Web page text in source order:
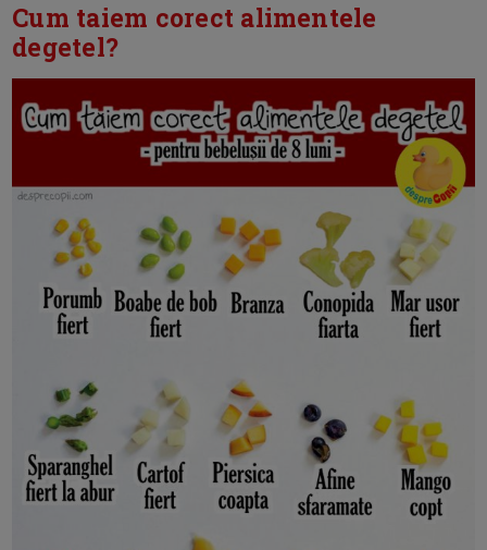
Cum taiem corect alimentele
degetel?